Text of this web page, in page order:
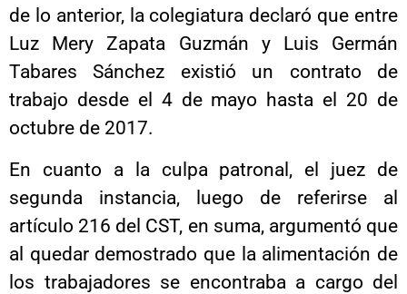
de lo anterior, la colegiatura declaró que entre
Luz Mery Zapata Guzmán y Luis Germán
Tabares Sánchez existió un contrato de
trabajo desde el 4 de mayo hasta el 20 de
octubre de 2017.
En cuanto a la culpa patronal, el juez de
segunda instancia, luego de referirse al
artículo 216 del CST, en suma, argumentó que
al quedar demostrado que la alimentación de
los trabajadores se encontraba a cargo del